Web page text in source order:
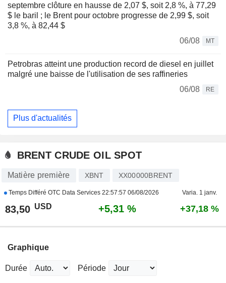
septembre clôture en hausse de 2,07 $, soit 2,8 %, à 77,29
$ le baril ; le Brent pour octobre progresse de 2,99 $, soit
3,8 %, à 82,44 $
06/08
MT
Petrobras atteint une production record de diesel en juillet
malgré une baisse de l'utilisation de ses raffineries
06/08
RE
Plus d'actualités
BRENT CRUDE OIL SPOT
Matière première XBNT XX00000BRENT
Temps Différé OTC Data Services 22:57:57 06/08/2026 Varia. 1 janv.
83,50 USD +5,31 % +37,18 %
Graphique
Durée Période